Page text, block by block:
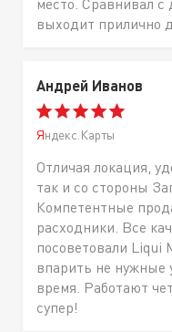
место. Сравнивал с
выходит прилично
Андрей Иванов
Яндекс.Карты
Отличая локация,
так и со стороны
Компетентные
расходники. Все
посоветовали
впарить не нужные
время. Работают
супер!